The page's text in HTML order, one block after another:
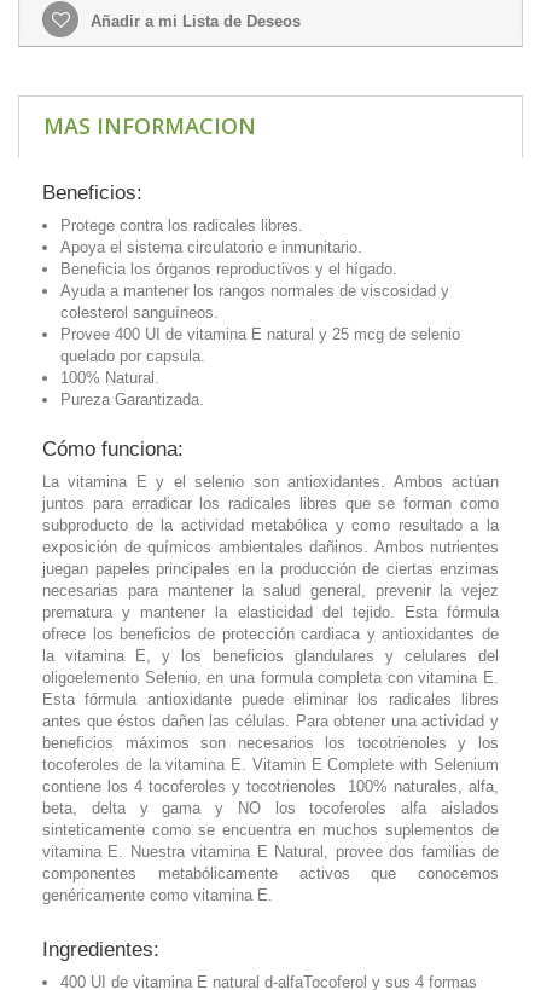
Añadir a mi Lista de Deseos
MAS INFORMACION
Beneficios:
Protege contra los radicales libres.
Apoya el sistema circulatorio e inmunitario.
Beneficia los órganos reproductivos y el hígado.
Ayuda a mantener los rangos normales de viscosidad y
colesterol sanguíneos.
Provee 400 UI de vitamina E natural y 25 mcg de selenio
quelado por capsula.
100% Natural.
Pureza Garantizada.
Cómo funciona:
La vitamina E y el selenio son antioxidantes. Ambos actúan
juntos para erradicar los radicales libres que se forman como
subproducto de la actividad metabólica y como resultado a la
exposición de químicos ambientales dañinos. Ambos nutrientes
juegan papeles principales en la producción de ciertas enzimas
necesarias para mantener la salud general, prevenir la vejez
prematura y mantener la elasticidad del tejido. Esta fórmula
ofrece los beneficios de protección cardiaca y antioxidantes de
la vitamina E, y los beneficios glandulares y celulares del
oligoelemento Selenio, en una formula completa con vitamina E.
Esta fórmula antioxidante puede eliminar los radicales libres
antes que éstos dañen las células. Para obtener una actividad y
beneficios máximos son necesarios los tocotrienoles y los
tocoferoles de la vitamina E. Vitamin E Complete with Selenium
contiene los 4 tocoferoles y tocotrienoles 100% naturales, alfa,
beta, delta y gama y NO los tocoferoles alfa aislados
sinteticamente como se encuentra en muchos suplementos de
vitamina E. Nuestra vitamina E Natural, provee dos familias de
componentes metabólicamente activos que conocemos
genéricamente como vitamina E.
Ingredientes:
400 UI de vitamina E natural d-alfaTocoferol y sus 4 formas